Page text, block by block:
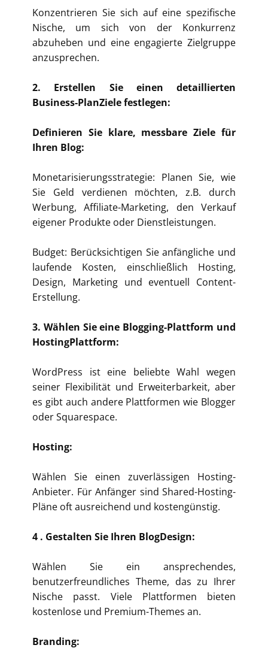
Konzentrieren Sie sich auf eine spezifische
Nische, um sich von der Konkurrenz
abzuheben und eine engagierte Zielgruppe
anzusprechen.
2. Erstellen Sie einen detaillierten
Business-PlanZiele festlegen:
Definieren Sie klare, messbare Ziele für
Ihren Blog:
Monetarisierungsstrategie: Planen Sie, wie
Sie Geld verdienen möchten, z.B. durch
Werbung, Affiliate-Marketing, den Verkauf
eigener Produkte oder Dienstleistungen.
Budget: Berücksichtigen Sie anfängliche und
laufende Kosten, einschließlich Hosting,
Design, Marketing und eventuell Content-
Erstellung.
3. Wählen Sie eine Blogging-Plattform und
HostingPlattform:
WordPress ist eine beliebte Wahl wegen
seiner Flexibilität und Erweiterbarkeit, aber
es gibt auch andere Plattformen wie Blogger
oder Squarespace.
Hosting:
Wählen Sie einen zuverlässigen Hosting-
Anbieter. Für Anfänger sind Shared-Hosting-
Pläne oft ausreichend und kostengünstig.
4 . Gestalten Sie Ihren BlogDesign:
Wählen Sie ein ansprechendes,
benutzerfreundliches Theme, das zu Ihrer
Nische passt. Viele Plattformen bieten
kostenlose und Premium-Themes an.
Branding: